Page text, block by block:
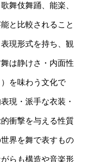
舞伎舞踊、能楽、
と比較されること
現形式を持ち、観
は静けさ・内面性
を味わう文化で
現・派手な衣装・
衝撃を与える性質
界を舞で表すもの
らも構造や音楽形